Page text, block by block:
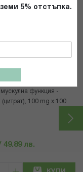
5% отстъпка.
функция -
(цитрат), 100 mg x 100
49.89 лв.